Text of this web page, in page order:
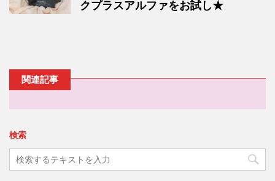
クプラスアルファをお試し★
関連記事
検索